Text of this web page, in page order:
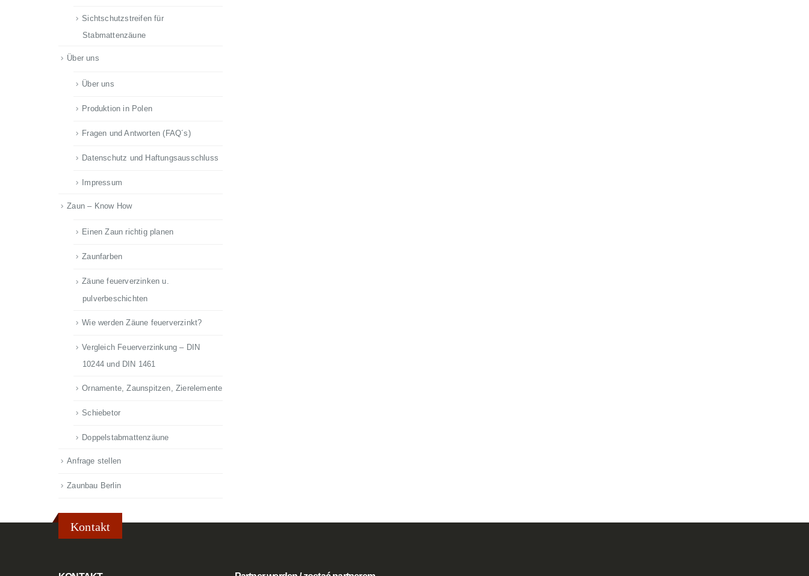
Sichtschutzstreifen für
Stabmattenzäune
Über uns
Über uns
Produktion in Polen
Fragen und Antworten (FAQ´s)
Datenschutz und Haftungsausschluss
Impressum
Zaun – Know How
Einen Zaun richtig planen
Zaunfarben
Zäune feuerverzinken u.
pulverbeschichten
Wie werden Zäune feuerverzinkt?
Vergleich Feuerverzinkung – DIN
10244 und DIN 1461
Ornamente, Zaunspitzen, Zierelemente
Schiebetor
Doppelstabmattenzäune
Anfrage stellen
Zaunbau Berlin
Kontakt